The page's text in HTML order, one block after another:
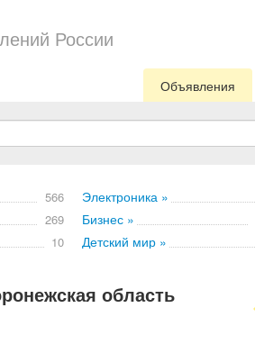
России
Объявления
566 Электроника »
269 Бизнес »
10 Детский мир »
область